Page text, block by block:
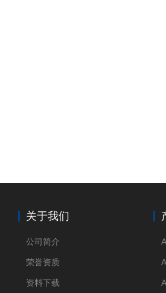
关于我们
公司简介
荣誉资质
资料下载